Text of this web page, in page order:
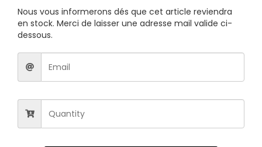
Nous vous informerons dés que cet article reviendra
en stock. Merci de laisser une adresse mail valide ci-
dessous.